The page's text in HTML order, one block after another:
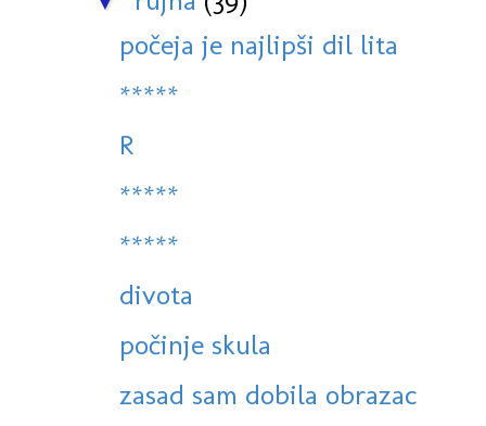
počeja je najlipši dil lita
*****
R
*****
*****
divota
počinje skula
zasad sam dobila obrazac